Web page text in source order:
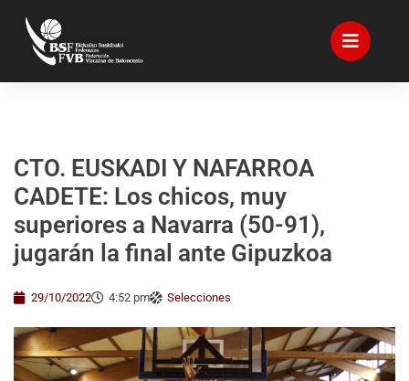
CTO. EUSKADI Y NAFARROA
CADETE: Los chicos, muy
superiores a Navarra (50-91),
jugarán la final ante Gipuzkoa
29/10/2022 4:52 pm Selecciones